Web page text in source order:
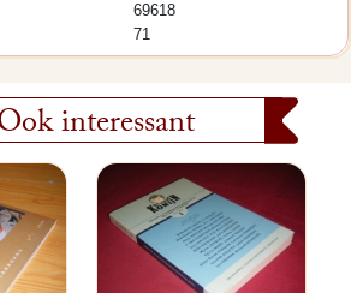
69618
71
interessant